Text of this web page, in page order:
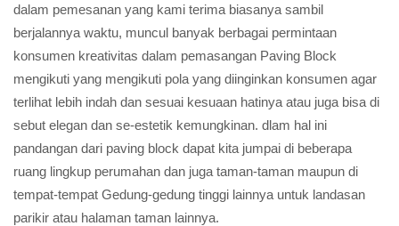
dalam pemesanan yang kami terima biasanya sambil
berjalannya waktu, muncul banyak berbagai permintaan
konsumen kreativitas dalam pemasangan Paving Block
mengikuti yang mengikuti pola yang diinginkan konsumen agar
terlihat lebih indah dan sesuai kesuaan hatinya atau juga bisa di
sebut elegan dan se-estetik kemungkinan. dlam hal ini
pandangan dari paving block dapat kita jumpai di beberapa
ruang lingkup perumahan dan juga taman-taman maupun di
tempat-tempat Gedung-gedung tinggi lainnya untuk landasan
parikir atau halaman taman lainnya.